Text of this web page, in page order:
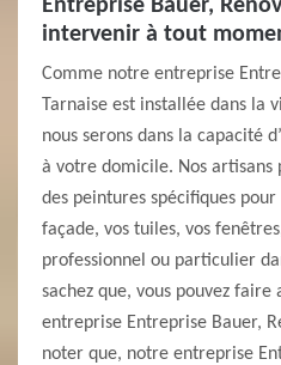
Entreprise Bauer,
intervenir à tout
Comme notre entreprise
Tarnaise est installée dans la
nous serons dans la capacité
à votre domicile. Nos
des peintures spécifiques
façade, vos tuiles, vos
professionnel ou particulier
sachez que, vous pouvez
entreprise Entreprise Bauer,
noter que, notre entreprise